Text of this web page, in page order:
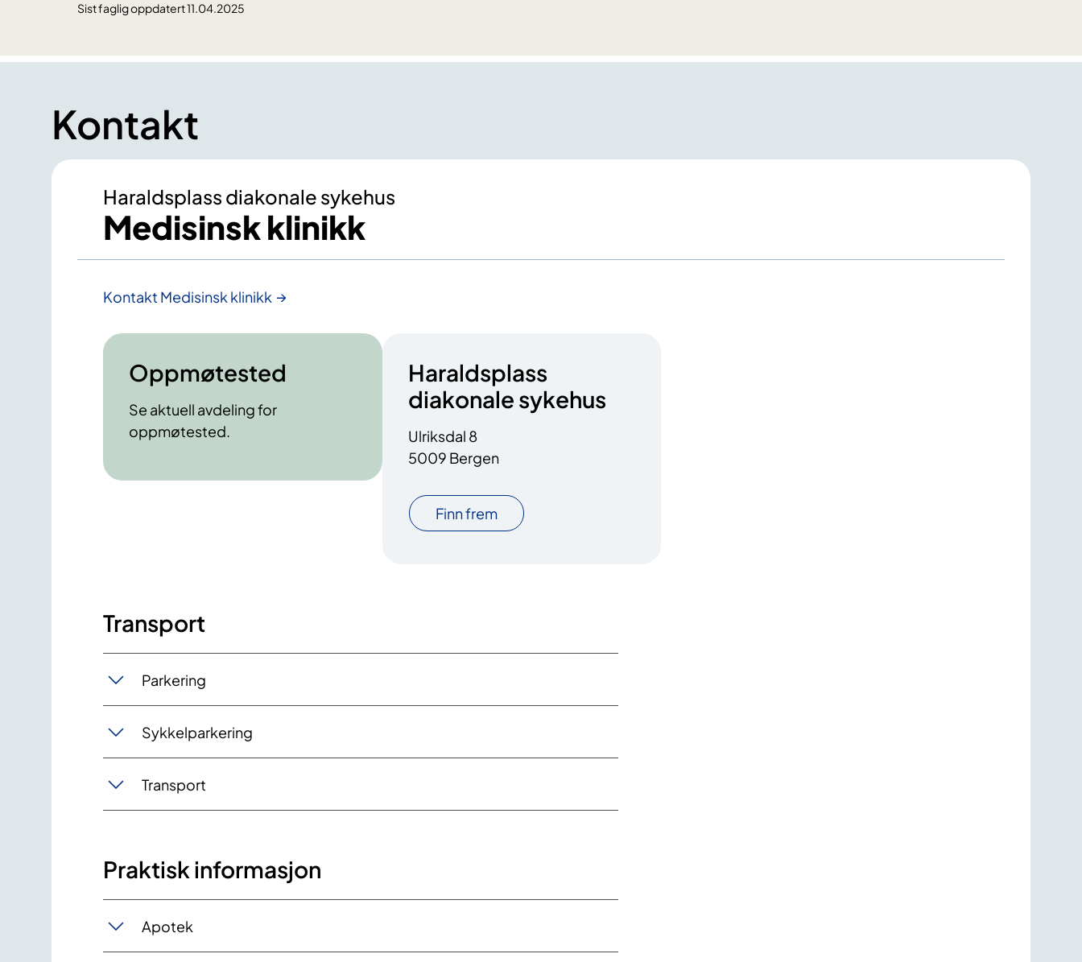
Sist faglig oppdatert 11.04.2025
Kontakt
Haraldsplass diakonale sykehus
Medisinsk klinikk
Kontakt Medisinsk klinikk
Oppmøtested
Se aktuell avdeling for
oppmøtested.
Haraldsplass
diakonale sykehus
Ulriksdal 8
5009 Bergen
Finn frem
Transport
Parkering
Sykkelparkering
Transport
Praktisk informasjon
Apotek